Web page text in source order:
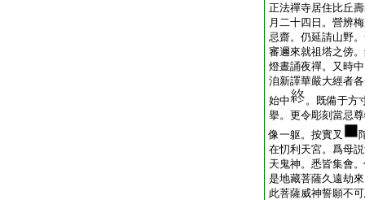
正法禪寺居住比丘
月二十四日。營辨
忌齋。仍延請山野
審邇來就祖塔之傍
燈晝誦夜禪。又時
洎新譯華嚴大經者
始中
。既備于方
擧。更令彫刻當忌
像一躯。按實叉
在忉利天宮。爲母
天鬼神。悉皆集會
是地藏菩薩久遠劫
此菩薩威神誓願不